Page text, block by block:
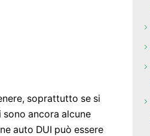
soprattutto se si
ancora alcune
auto DUI può essere